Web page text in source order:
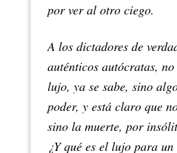
por ver al otro ciego.
A los dictadores de
auténticos autócratas,
lujo, ya se sabe, sino
poder, y está claro que
sino la muerte, por
¿Y qué es el lujo para